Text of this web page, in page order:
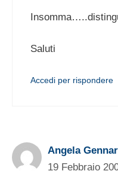
Saluti
Accedi per rispondere
Angela
19 Febbraio